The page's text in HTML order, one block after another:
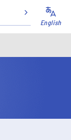
English